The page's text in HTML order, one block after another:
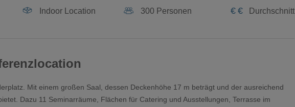
Indoor Location 300 Personen € € Durchschnitt
Mit einem großen Saal, dessen Deckenhöhe 17 m beträgt und der ausreichend
Dazu 11 Seminarräume, Flächen für Catering und Ausstellungen, Terrasse im